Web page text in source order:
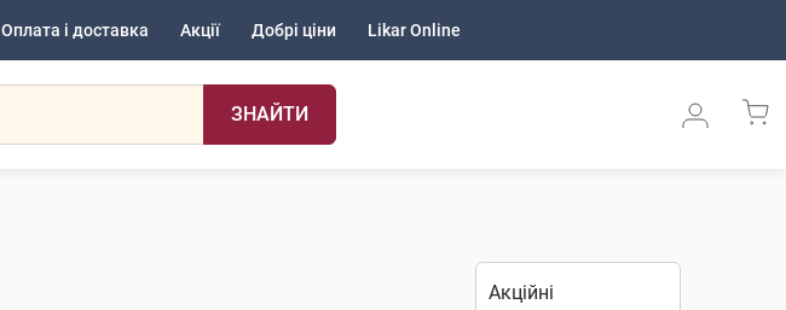
Оплата і доставка Акції Добрі ціни Likar Online
ЗНАЙТИ